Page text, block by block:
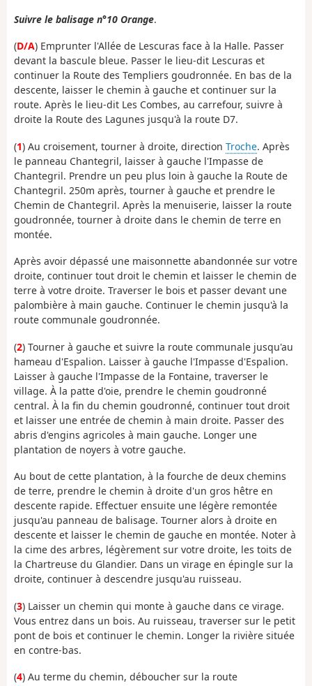
Suivre le balisage n°10 Orange.
(D/A) Emprunter l'Allée de Lescuras face à la Halle. Passer
devant la bascule bleue. Passer le lieu-dit Lescuras et
continuer la Route des Templiers goudronnée. En bas de la
descente, laisser le chemin à gauche et continuer sur la
route. Après le lieu-dit Les Combes, au carrefour, suivre à
droite la Route des Lagunes jusqu'à la route D7.
(1) Au croisement, tourner à droite, direction Troche. Après
le panneau Chantegril, laisser à gauche l'Impasse de
Chantegril. Prendre un peu plus loin à gauche la Route de
Chantegril. 250m après, tourner à gauche et prendre le
Chemin de Chantegril. Après la menuiserie, laisser la route
goudronnée, tourner à droite dans le chemin de terre en
montée.
Après avoir dépassé une maisonnette abandonnée sur votre
droite, continuer tout droit le chemin et laisser le chemin de
terre à votre droite. Traverser le bois et passer devant une
palombière à main gauche. Continuer le chemin jusqu'à la
route communale goudronnée.
(2) Tourner à gauche et suivre la route communale jusqu'au
hameau d'Espalion. Laisser à gauche l'Impasse d'Espalion.
Laisser à gauche l'Impasse de la Fontaine, traverser le
village. À la patte d'oie, prendre le chemin goudronné
central. À la fin du chemin goudronné, continuer tout droit
et laisser une entrée de chemin à main droite. Passer des
abris d'engins agricoles à main gauche. Longer une
plantation de noyers à votre gauche.
Au bout de cette plantation, à la fourche de deux chemins
de terre, prendre le chemin à droite d'un gros hêtre en
descente rapide. Effectuer ensuite une légère remontée
jusqu'au panneau de balisage. Tourner alors à droite en
descente et laisser le chemin de gauche en montée. Noter à
la cime des arbres, légèrement sur votre droite, les toits de
la Chartreuse du Glandier. Dans un virage en épingle sur la
droite, continuer à descendre jusqu'au ruisseau.
(3) Laisser un chemin qui monte à gauche dans ce virage.
Vous entrez dans un bois. Au ruisseau, traverser sur le petit
pont de bois et continuer le chemin. Longer la rivière située
en contre-bas.
(4) Au terme du chemin, déboucher sur la route